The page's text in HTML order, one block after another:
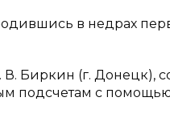
в недрах
Биркин (г. Донецк),
подсчетам с